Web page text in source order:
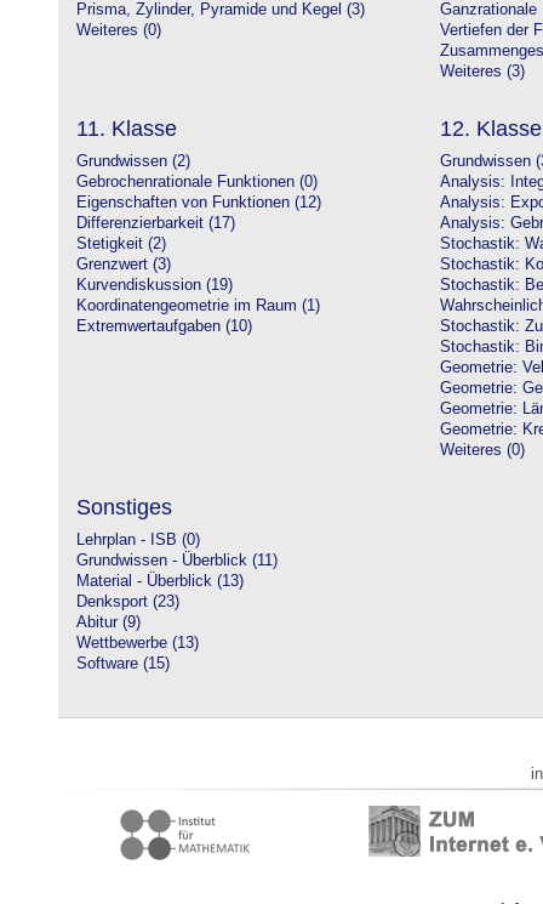
Prisma, Zylinder, Pyramide und Kegel (3)
Weiteres (0)
Ganzrationale
Vertiefen der
Weiteres (3)
11. Klasse
Grundwissen (2)
Gebrochenrationale Funktionen (0)
Eigenschaften von Funktionen (12)
Differenzierbarkeit (17)
Stetigkeit (2)
Grenzwert (3)
Kurvendiskussion (19)
Koordinatengeometrie im Raum (1)
Extremwertaufgaben (10)
12. Klasse
Grundwissen
Analysis:
Analysis:
Analysis:
Stochastik:
Stochastik:
Stochastik:
Stochastik:
Stochastik:
Geometrie:
Geometrie:
Geometrie:
Geometrie:
Weiteres (0)
Sonstiges
Lehrplan - ISB (0)
Grundwissen - Überblick (11)
Material - Überblick (13)
Denksport (23)
Abitur (9)
Wettbewerbe (13)
Software (15)